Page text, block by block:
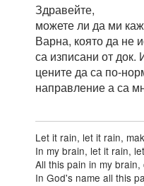
Здравейте,
можете ли да ми
Варна, която да не
са изписани от
цените да са по-
направление а са
Let it rain, let it rain,
In my brain, let it rain,
All this pain in my
In God's name all this